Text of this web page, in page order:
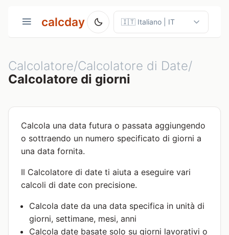
calcday
Calcolatore/Calcolatore di Date/
Calcolatore di giorni
Calcola una data futura o passata aggiungendo
o sottraendo un numero specificato di giorni a
una data fornita.
Il Calcolatore di date ti aiuta a eseguire vari
calcoli di date con precisione.
Calcola date da una data specifica in unità di
giorni, settimane, mesi, anni
Calcola date basate solo su giorni lavorativi o